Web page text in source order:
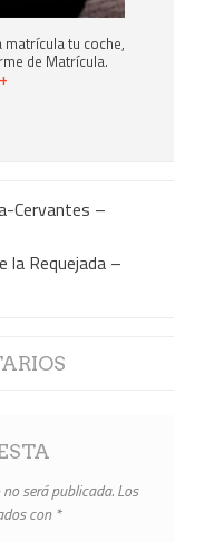
tu coche,
de Matrícula.
+
Cervantes –
la Requejada –
será publicada.Los
con *